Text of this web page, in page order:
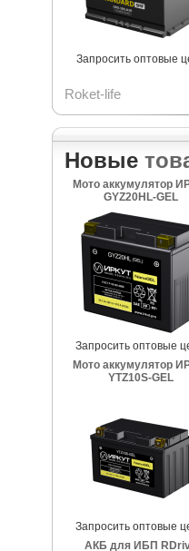
Запросить оптовые
Roket-life
Новые
Мото аккумулятор
GYZ20HL-GEL
Запросить оптовые
Мото аккумулятор
YTZ10S-GEL
Запросить оптовые
АКБ для ИБП